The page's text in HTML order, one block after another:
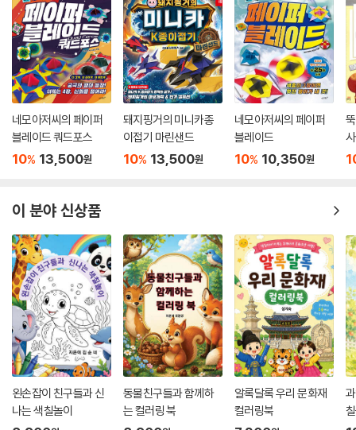
네모아저씨의 페이퍼
블레이드 쿼드포스
10% 13,500원
돼지핑거의 미니카종
이접기 마린샌드
10% 13,500원
네모아저씨의 페이퍼
블레이드
10% 10,350원
사
이 분야 신상품
왼손잡이 친구들과 신
나는 색칠놀이
동물친구들과 함께하
는 컬러링 북
알록달록 우리 문화재
컬러링북